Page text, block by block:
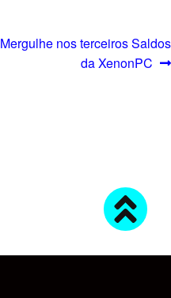
Mergulhe nos terceiros Saldos
da XenonPC